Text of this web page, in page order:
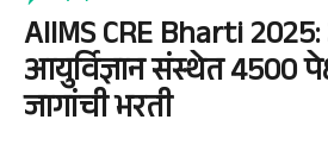
AIIMS CRE Bharti
आयुर्विज्ञान संस्थेत 4500
जागांची भरती